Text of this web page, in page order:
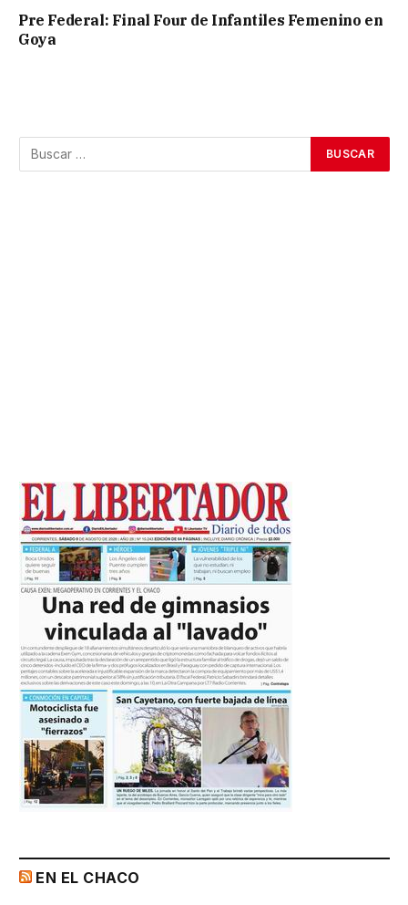
Pre Federal: Final Four de Infantiles Femenino en
Goya
EN EL CHACO